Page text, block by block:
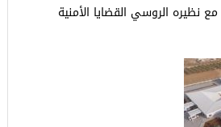
نظيره الروسي القضايا الأمنية